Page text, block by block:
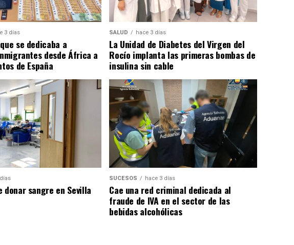
3 días
se dedicaba a
desde África a
de España
SALUD hace 3 días
La Unidad de Diabetes del Virgen del
Rocío implanta las primeras bombas de
insulina sin cable
donar sangre en Sevilla
SUCESOS hace 3 días
Cae una red criminal dedicada al
fraude de IVA en el sector de las
bebidas alcohólicas